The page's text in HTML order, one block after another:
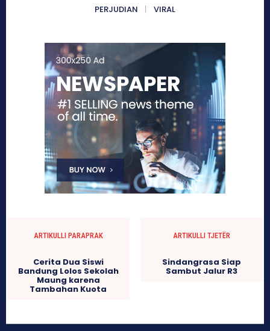
PERJUDIAN
VIRAL
ARTIKULLI PARAPRAK
Cerita Dua Siswi
Bandung Lolos Sekolah
Maung karena
Tambahan Kuota
ARTIKULLI TJETËR
Sindangrasa Siap
Sambut Jalur R3